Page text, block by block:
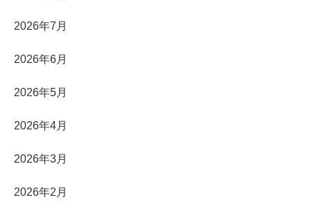
2026年7月
2026年6月
2026年5月
2026年4月
2026年3月
2026年2月